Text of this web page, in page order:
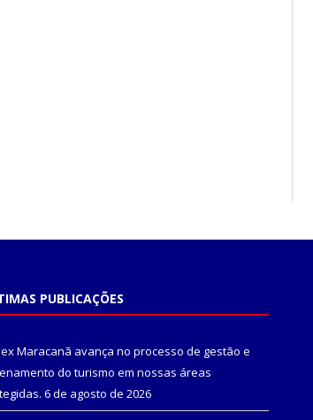
PUBLICAÇÕES
Maracanã avança no processo de gestão e
do turismo em nossas áreas
6 de agosto de 2026